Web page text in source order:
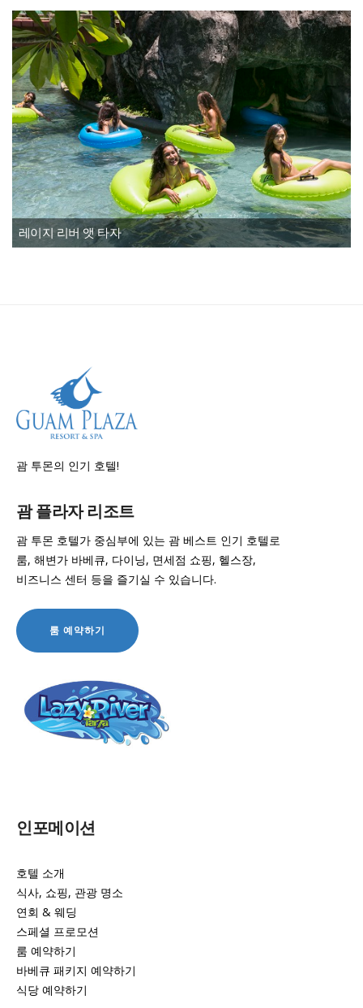
레이지 리버 앳 타자
괌 투몬의 인기 호텔!
괌 플라자 리조트
괌 투몬 호텔가 중심부에 있는 괌 베스트 인기 호텔로
룸, 해변가 바베큐, 다이닝, 면세점 쇼핑, 헬스장,
비즈니스 센터 등을 즐기실 수 있습니다.
인포메이션
호텔 소개
식사, 쇼핑, 관광 명소
연회 & 웨딩
스페셜 프로모션
룸 예약하기
바베큐 패키지 예약하기
식당 예약하기